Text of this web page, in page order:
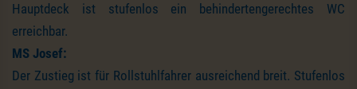
Hauptdeck ist stufenlos ein behindertengerechtes WC
erreichbar.
MS Josef:
Der Zustieg ist für Rollstuhlfahrer ausreichend breit. Stufenlos